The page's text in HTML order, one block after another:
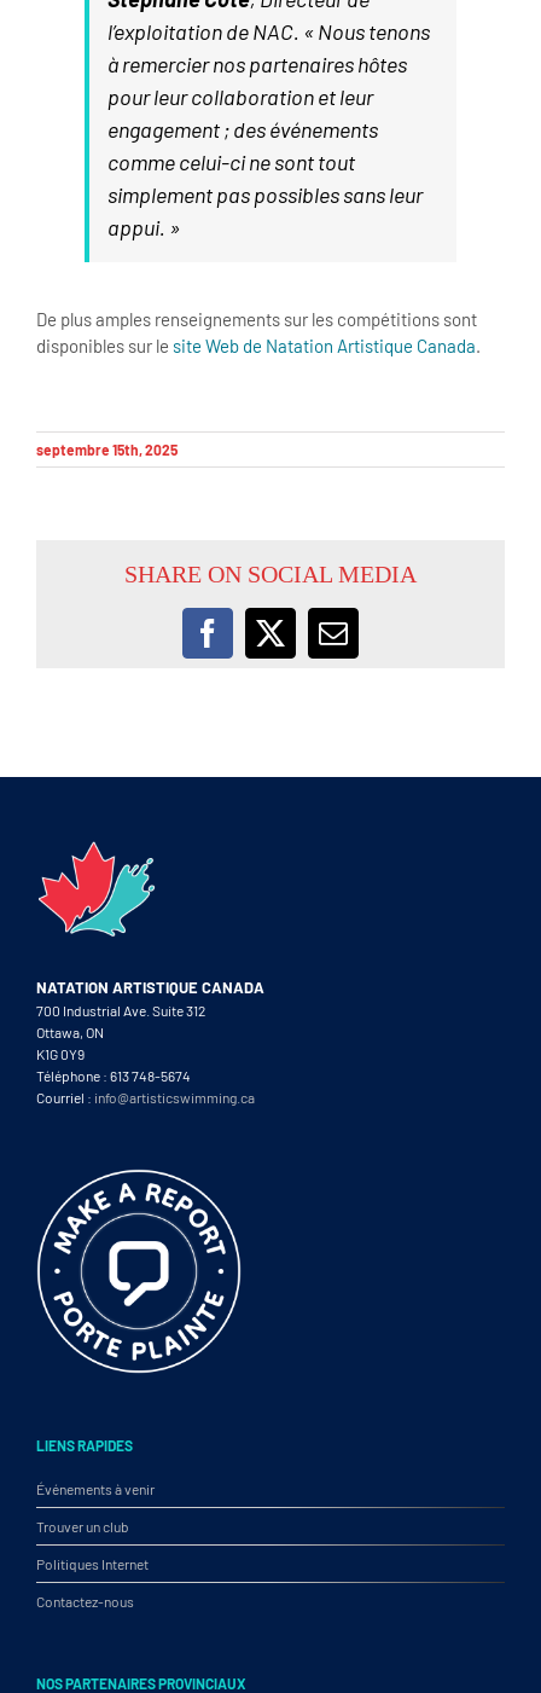
l’exploitation de NAC. « Nous tenons
à remercier nos partenaires hôtes
pour leur collaboration et leur
engagement ; des événements
comme celui-ci ne sont tout
simplement pas possibles sans leur
appui. »
De plus amples renseignements sur les compétitions sont
disponibles sur le site Web de Natation Artistique Canada.
septembre 15th, 2025
SHARE ON SOCIAL MEDIA
Facebook
X Email
NATATION ARTISTIQUE CANADA
700 Industrial Ave. Suite 312
Ottawa, ON
K1G 0Y9
Téléphone : 613 748-5674
Courriel : info@artisticswimming.ca
LIENS RAPIDES
Événements à venir
Trouver un club
Politiques Internet
Contactez-nous
NOS PARTENAIRES PROVINCIAUX